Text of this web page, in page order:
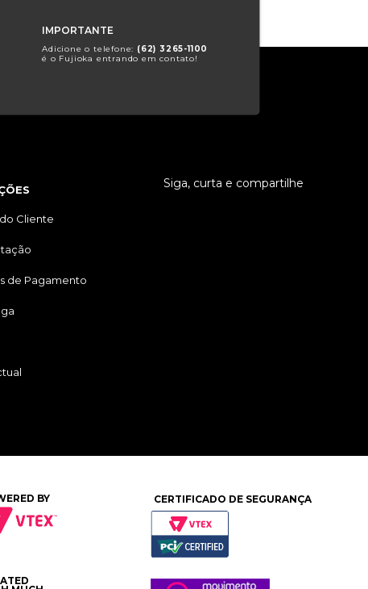
IMPORTANTE
Adicione o telefone: (62) 3265-1100
é o Fujioka entrando em contato!
Cliente
de Pagamento
Siga, curta e compartilhe
BY CERTIFICADO DE SEGURANÇA